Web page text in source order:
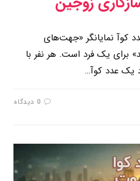
کوآ نمایانگر «جهت‌های
یک فرد است. هر نفر با
یک عدد کوآ…
0 دیدگاه